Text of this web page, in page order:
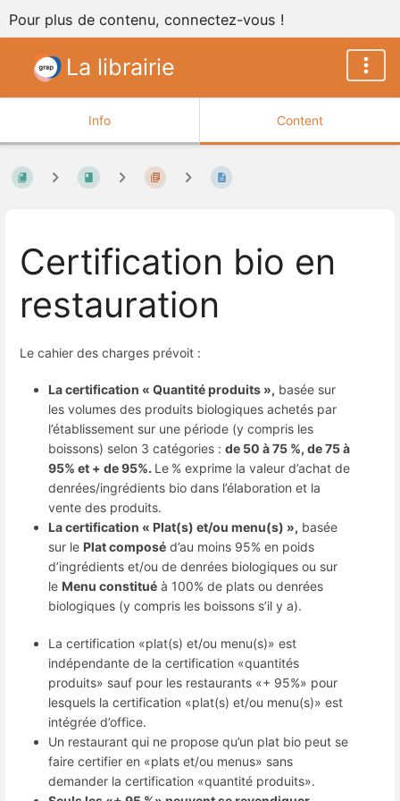
Pour plus de contenu, connectez-vous !
La librairie
Info Content
Certification bio en
restauration
Le cahier des charges prévoit :
La certification « Quantité produits », basée sur
les volumes des produits biologiques achetés par
l’établissement sur une période (y compris les
boissons) selon 3 catégories : de 50 à 75 %, de 75 à
95% et + de 95%. Le % exprime la valeur d’achat de
denrées/ingrédients bio dans l’élaboration et la
vente des produits.
La certification « Plat(s) et/ou menu(s) », basée
sur le Plat composé d’au moins 95% en poids
d’ingrédients et/ou de denrées biologiques ou sur
le Menu constitué à 100% de plats ou denrées
biologiques (y compris les boissons s’il y a).
La certification «plat(s) et/ou menu(s)» est
indépendante de la certification «quantités
produits» sauf pour les restaurants «+ 95%» pour
lesquels la certification «plat(s) et/ou menu(s)» est
intégrée d’office.
Un restaurant qui ne propose qu’un plat bio peut se
faire certifier en «plats et/ou menus» sans
demander la certification «quantité produits».